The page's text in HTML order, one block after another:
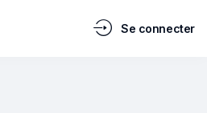
Se connecter